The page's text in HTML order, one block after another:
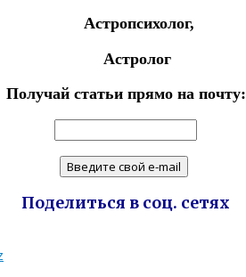
Астропсихолог,
Астролог
Получай статьи прямо на почту:
Поделиться в соц. сетях